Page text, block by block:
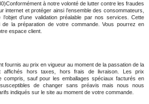
à notre volonté de lutter contre les fraudes
internet et protéger ainsi l’ensemble des consommateurs,
d’une validation préalable par nos services. Cette
de la préparation de votre commande. Vous pourrez en
espace client.
fournis au prix en vigueur au moment de la passation de la
affichés hors taxes, hors frais de livraison. Les prix
compris, sauf pour les emballages spéciaux facturés en
de changer sans préavis mais nous nous
indiqués sur le site au moment de votre commande.